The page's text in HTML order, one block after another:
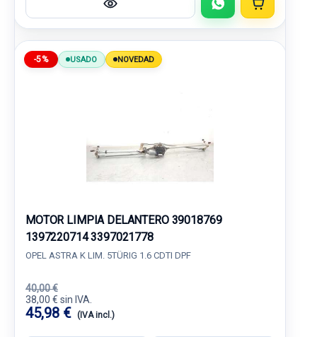
-5% USADO NOVEDAD
MOTOR LIMPIA DELANTERO 39018769
1397220714 3397021778
OPEL ASTRA K LIM. 5TÜRIG 1.6 CDTI DPF
40,00 €
38,00 € sin IVA.
45,98 € (IVA incl.)